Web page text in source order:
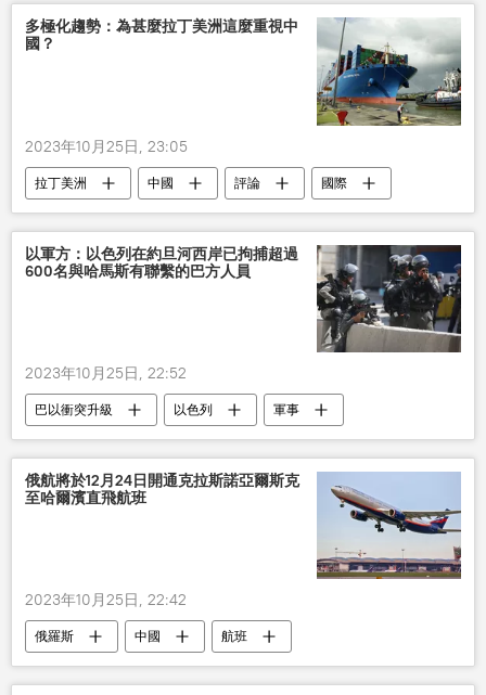
多極化趨勢：為甚麼拉丁美洲這麼重視中
國？
2023年10月25日, 23:05
拉丁美洲 中國 評論 國際
以軍方：以色列在約旦河西岸已拘捕超過
600名與哈馬斯有聯繫的巴方人員
2023年10月25日, 22:52
巴以衝突升級 以色列 軍事
俄航將於12月24日開通克拉斯諾亞爾斯克
至哈爾濱直飛航班
2023年10月25日, 22:42
俄羅斯 中國 航班